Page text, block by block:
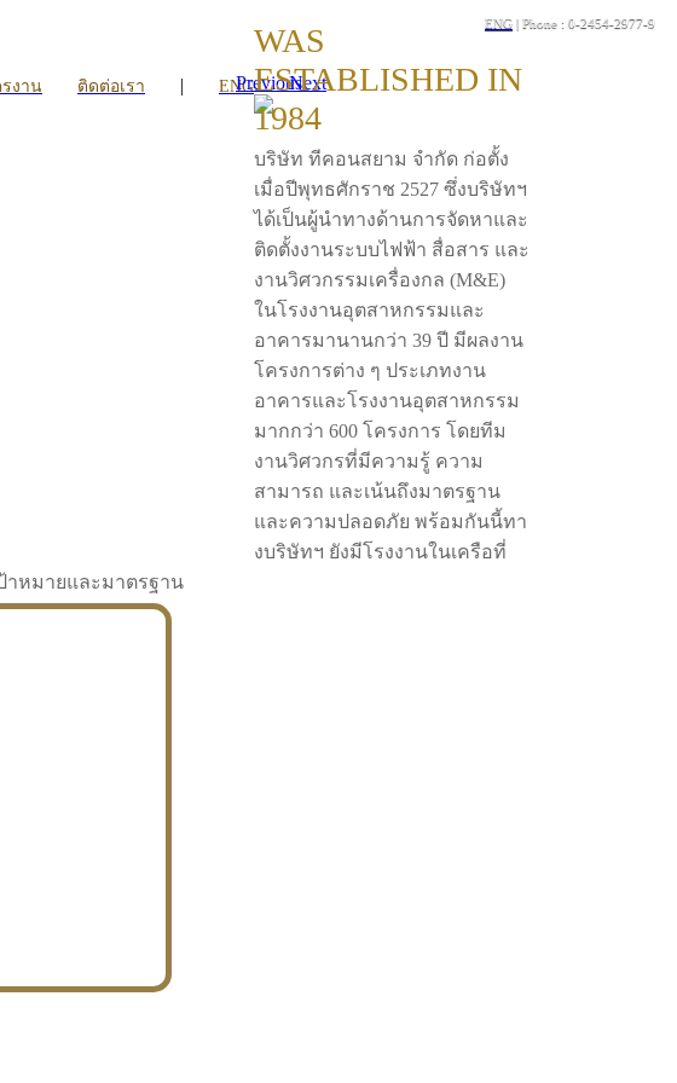
ENG | Phone : 0-2454-2977-9
งาน ติดต่อเรา | ENGPreviousNext
WAS
ESTABLISHED IN
1984
บริษัท ทีคอนสยาม จำกัด ก่อตั้ง
เมื่อปีพุทธศักราช 2527 ซึ่งบริษัทฯ
ได้เป็นผู้นำทางด้านการจัดหาและ
ติดตั้งงานระบบไฟฟ้า สื่อสาร และ
งานวิศวกรรมเครื่องกล (M&E)
ในโรงงานอุตสาหกรรมและ
อาคารมานานกว่า 39 ปี มีผลงาน
โครงการต่าง ๆ ประเภทงาน
อาคารและโรงงานอุตสาหกรรม
มากกว่า 600 โครงการ โดยทีม
งานวิศวกรที่มีความรู้ ความ
สามารถ และเน้นถึงมาตรฐาน
และความปลอดภัย พร้อมกันนี้ทา
งบริษัทฯ ยังมีโรงงานในเครือที่
าหมายและมาตรฐาน